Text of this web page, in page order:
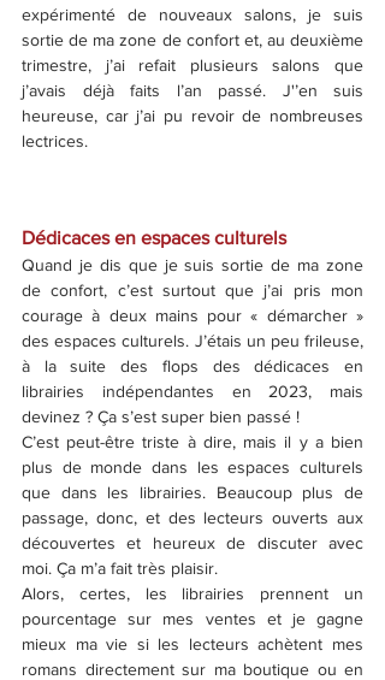
expérimenté de nouveaux salons, je suis
sortie de ma zone de confort et, au deuxième
trimestre, j’ai refait plusieurs salons que
j’avais déjà faits l’an passé. J'’en suis
heureuse, car j’ai pu revoir de nombreuses
lectrices.
Dédicaces en espaces culturels
Quand je dis que je suis sortie de ma zone
de confort, c’est surtout que j’ai pris mon
courage à deux mains pour « démarcher »
des espaces culturels. J’étais un peu frileuse,
à la suite des flops des dédicaces en
librairies indépendantes en 2023, mais
devinez ? Ça s’est super bien passé !
C’est peut-être triste à dire, mais il y a bien
plus de monde dans les espaces culturels
que dans les librairies. Beaucoup plus de
passage, donc, et des lecteurs ouverts aux
découvertes et heureux de discuter avec
moi. Ça m’a fait très plaisir.
Alors, certes, les librairies prennent un
pourcentage sur mes ventes et je gagne
mieux ma vie si les lecteurs achètent mes
romans directement sur ma boutique ou en